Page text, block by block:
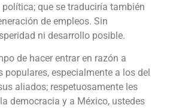
que se traduciría también
de empleos. Sin
ni desarrollo posible.
de hacer entrar en razón a
populares, especialmente a los del
aliados; respetuosamente les
democracia y a México, ustedes